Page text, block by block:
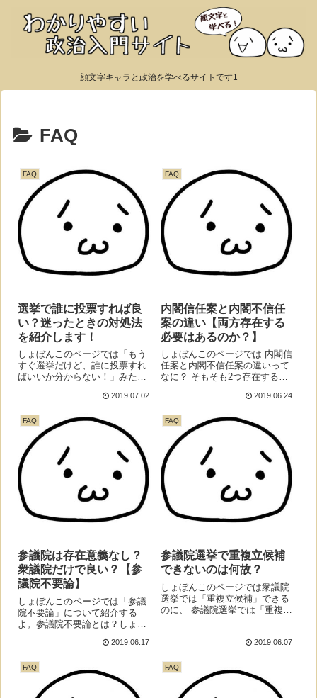
顔文字キャラと政治を学べるサイトです1
FAQ
FAQ
選挙で誰に投票すれば良
い？迷ったときの対処法
を紹介します！
しょぼんこのページでは「もう
すぐ選挙だけど、誰に投票すれ
ばいいか分からない！」みたい
ればいいかをアドバイスする
のしょぼん選挙でどの候補者に
投票したら分かんないんだけ
ど、なにか良い方法...
2019.07.02
FAQ
内閣信任案と内閣不信任
案の違い【両方存在する
必要はあるのか？】
しょぼんこのページでは 内閣信
任案と内閣不信任案の違いって
なに？ そもそも2つ存在する必
るよ。内閣信任案と内閣不信任
内閣不信任案の違いを教えて。
モナー違いは以下の通りだよ。
内閣信任案 ...
2019.06.24
FAQ
参議院は存在意義なし？
衆議院だけで良い？【参
議院不要論】
しょぼんこのページでは「参議
院不要論」について紹介する
よ。参議院不要論とは？しょぼ
ーザックリ言うと参議院ってい
ね？という考えのことだよ。参
議院＝不要？しょぼん参議院っ
て不要なの？モナー「...
2019.06.17
FAQ
参議院選挙で重複立候補
できないのは何故？
しょぼんこのページでは衆議院
選挙では「重複立候補」できる
のに、 参議院選挙では「重複立
に、理由を解説するよ。※重複
に立候補すること理由しょぼん
なんでなの？モナ...
2019.06.07
FAQ FAQ